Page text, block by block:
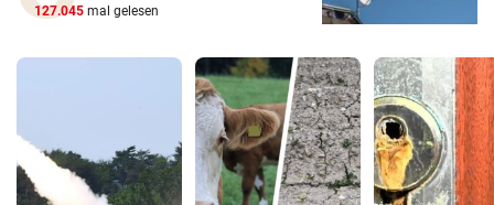
127.045 mal gelesen